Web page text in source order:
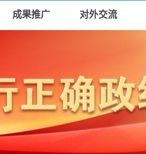
成果推广 对外交流